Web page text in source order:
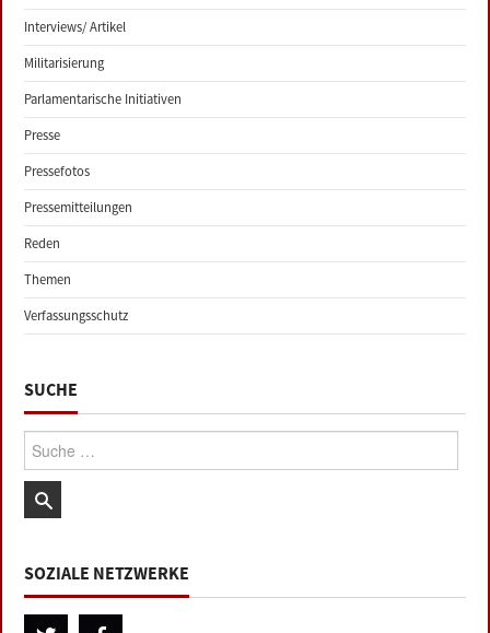
Interviews/ Artikel
Militarisierung
Parlamentarische Initiativen
Presse
Pressefotos
Pressemitteilungen
Reden
Themen
Verfassungsschutz
SUCHE
Suche:
SOZIALE NETZWERKE